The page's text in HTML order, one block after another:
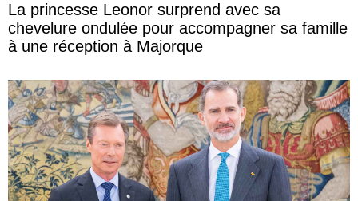
La princesse Leonor surprend avec sa
chevelure ondulée pour accompagner sa famille
à une réception à Majorque